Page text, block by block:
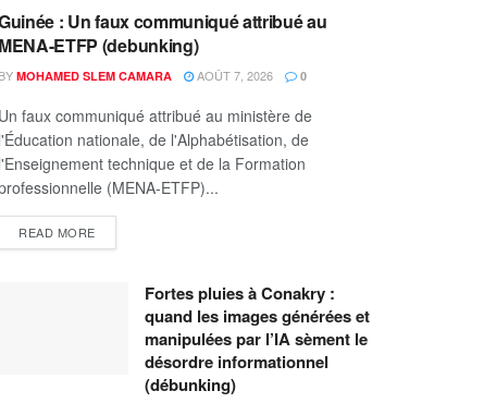
: Un faux communiqué attribué au
MENA-ETFP (debunking)
BY MOHAMED SLEM CAMARA AOÛT 7, 2026 0
Un faux communiqué attribué au ministère de
l'Éducation nationale, de l'Alphabétisation, de
l'Enseignement technique et de la Formation
(MENA-ETFP)...
READ MORE
Fortes pluies à Conakry :
quand les images générées et
manipulées par l’IA sèment le
désordre informationnel
(débunking)